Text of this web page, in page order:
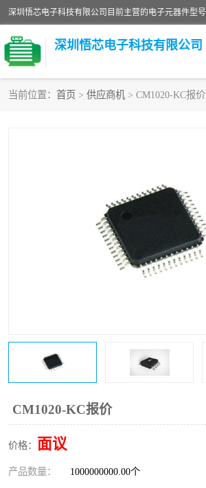
深圳悟芯电子科技有限公司
当前位置： 首页 > 供应商机 > CM1020-KC报价
CM1020-KC报价
价格： 面议
产品数量： 1000000000.00个
FT32F
FT61F
FT64F
FT61F022
FT61F021